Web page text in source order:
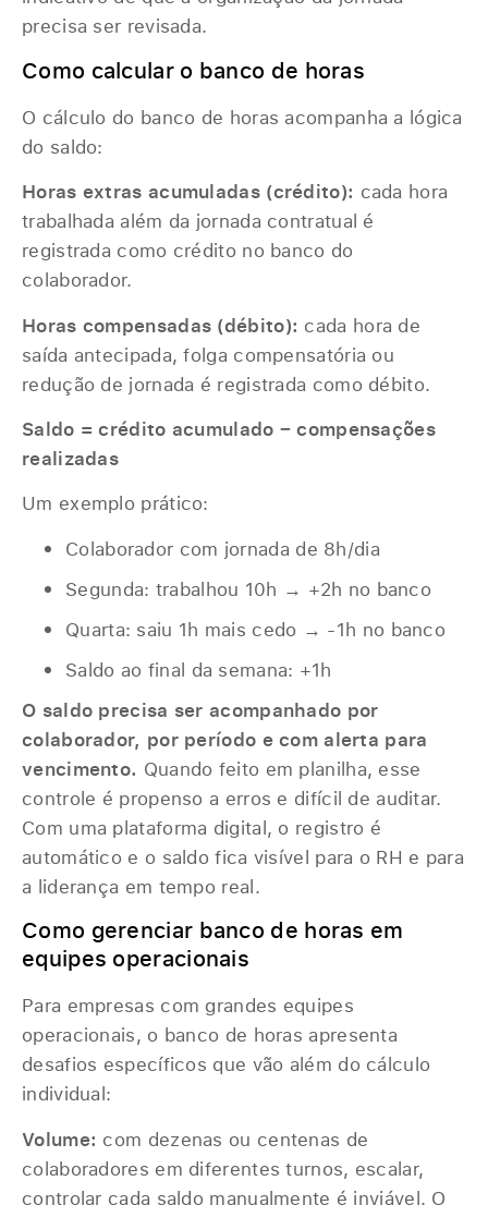
precisa ser revisada.
Como calcular o banco de horas
O cálculo do banco de horas acompanha a lógica
do saldo:
Horas extras acumuladas (crédito): cada hora
trabalhada além da jornada contratual é
registrada como crédito no banco do
colaborador.
Horas compensadas (débito): cada hora de
saída antecipada, folga compensatória ou
redução de jornada é registrada como débito.
Saldo = crédito acumulado − compensações
realizadas
Um exemplo prático:
Colaborador com jornada de 8h/dia
Segunda: trabalhou 10h → +2h no banco
Quarta: saiu 1h mais cedo → -1h no banco
Saldo ao final da semana: +1h
O saldo precisa ser acompanhado por
colaborador, por período e com alerta para
vencimento. Quando feito em planilha, esse
controle é propenso a erros e difícil de auditar.
Com uma plataforma digital, o registro é
automático e o saldo fica visível para o RH e para
a liderança em tempo real.
Como gerenciar banco de horas em
equipes operacionais
Para empresas com grandes equipes
operacionais, o banco de horas apresenta
desafios específicos que vão além do cálculo
individual:
Volume: com dezenas ou centenas de
colaboradores em diferentes turnos, escalar,
controlar cada saldo manualmente é inviável. O